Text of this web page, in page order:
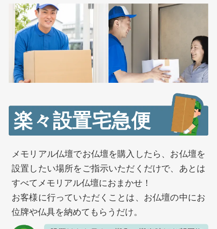
楽々設置宅急便
メモリアル仏壇でお仏壇を購入したら、お仏壇を
設置したい場所をご指示いただくだけで、あとは
すべてメモリアル仏壇におまかせ！
お客様に行っていただくことは、お仏壇の中にお
位牌や仏具を納めてもらうだけ。